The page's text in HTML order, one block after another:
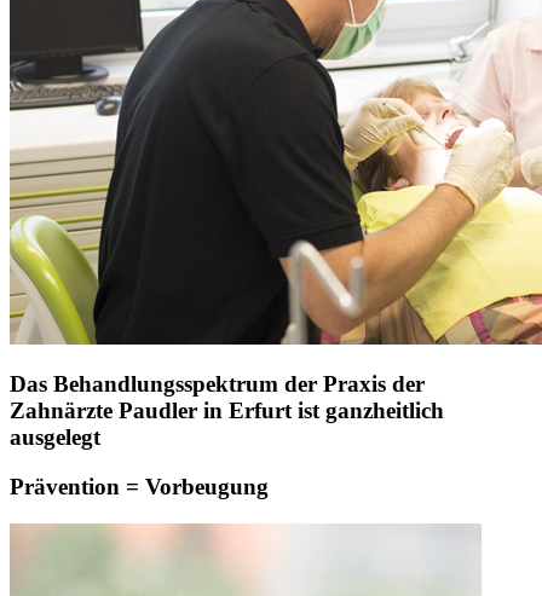
Das Behandlungsspektrum der Praxis der
Zahnärzte Paudler in Erfurt ist ganzheitlich
ausgelegt
Prävention = Vorbeugung